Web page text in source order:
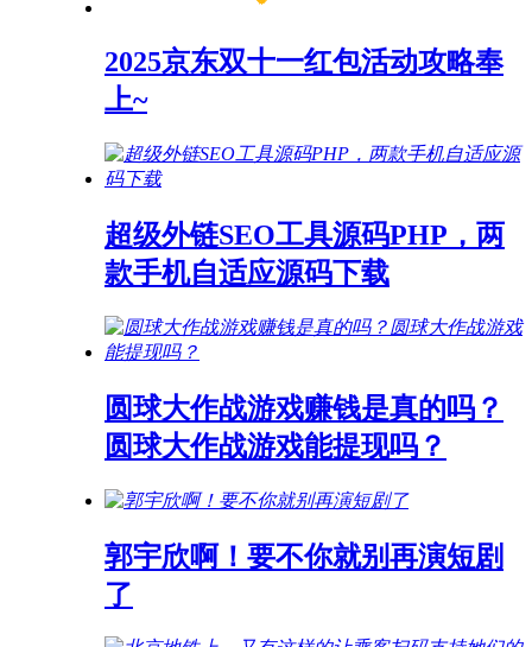
2025京东双十一红包活动攻略奉
上~
超级外链SEO工具源码PHP，两
款手机自适应源码下载
圆球大作战游戏赚钱是真的吗？
圆球大作战游戏能提现吗？
郭宇欣啊！要不你就别再演短剧
了